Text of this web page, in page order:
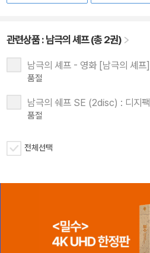
관련상품 :남극의 셰프 (총 2권)
남극의 셰프 - 영화 [남극의 셰프]
품절
남극의 쉐프 SE (2disc) : 디지팩
품절
전체선택